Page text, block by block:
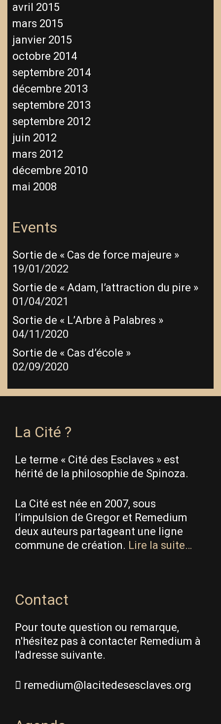
avril 2015
mars 2015
janvier 2015
octobre 2014
septembre 2014
décembre 2013
septembre 2013
septembre 2012
juin 2012
mars 2012
décembre 2010
mai 2008
Events
Sortie de « Cas de force majeure »
19/01/2022
Sortie de « Adam, l’attraction du pire »
01/04/2021
Sortie de « L’Arbre à Palabres »
04/11/2020
Sortie de « Cas d’école »
02/09/2020
La Cité ?
Le terme « Cité des Esclaves » est
hérité de la philosophie de Spinoza.
La Cité est née en 2007, sous
l’impulsion de Gregor et Remedium
deux auteurs partageant une ligne
commune de création. Lire la suite…
Contact
Pour toute question ou remarque,
n'hésitez pas à contacter Remedium à
l'adresse suivante.
remedium@lacitedesesclaves.org